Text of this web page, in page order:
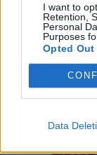
I want to
Retention,
Personal
Purposes
Opted Out
Data